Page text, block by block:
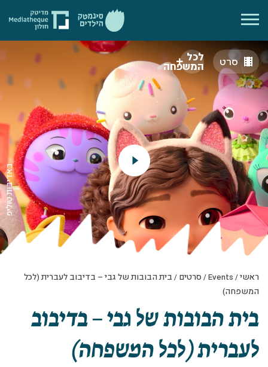
באדיבות טוליפ
סרט לכל
המשפחה
ראשי/
Events
/ סרטים / בית הבובות של גבי – בדיבוב לעברית (לכל
המשפחה)
בית הבובות של גבי – בדיבוב
לעברית (לכל המשפחה)